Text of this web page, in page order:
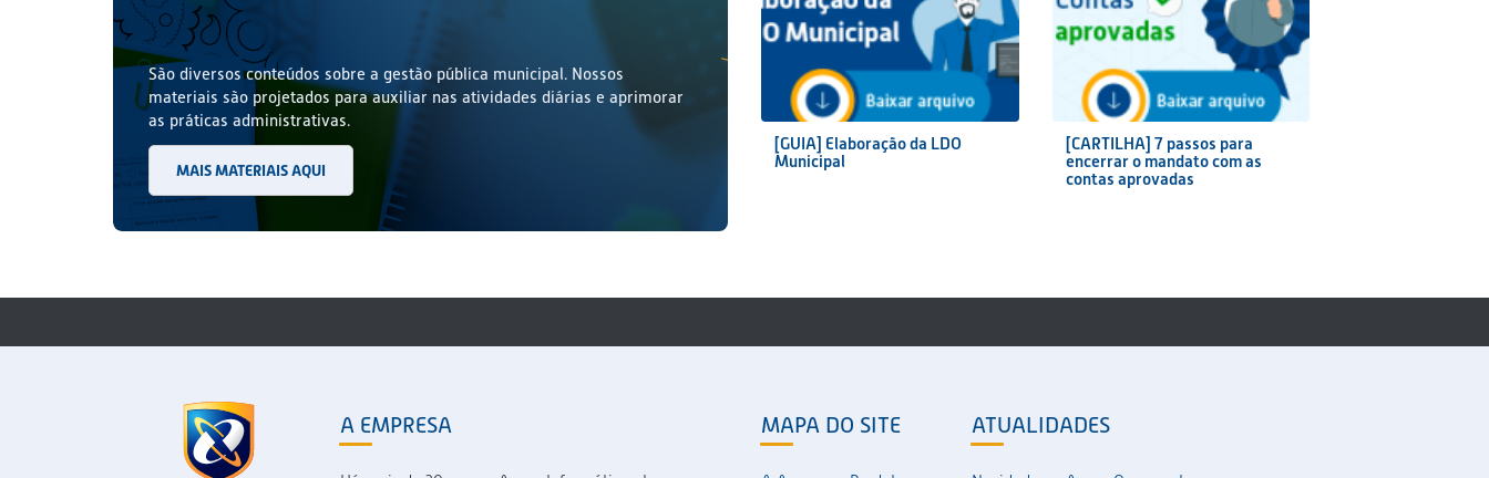
São diversos conteúdos sobre a gestão pública municipal. Nossos
materiais são projetados para auxiliar nas atividades diárias e aprimorar
as práticas administrativas.
MAIS MATERIAIS AQUI
[GUIA] Elaboração da LDO
Municipal
[CARTILHA] 7 passos para
encerrar o mandato com as
contas aprovadas
A EMPRESA MAPA DO SITE ATUALIDADES